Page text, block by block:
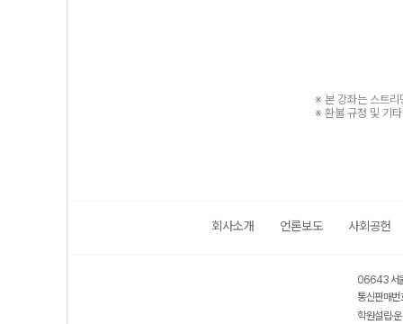
※ 본 강좌는 스트리
※ 환불 규정 및 기
회사소개 언론보도 사회공헌
06643 서
통신판매
학원설립·